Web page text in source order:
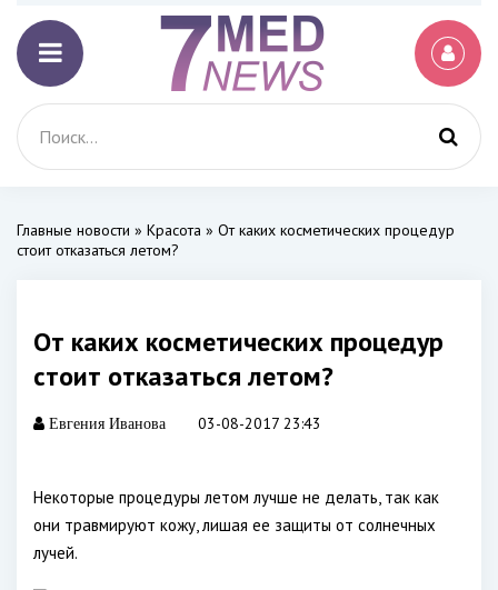
Главные новости » Красота » От каких косметических процедур
стоит отказаться летом?
От каких косметических процедур
стоит отказаться летом?
Евгения Иванова 03-08-2017 23:43
Некоторые процедуры летом лучше не делать, так как
они травмируют кожу, лишая ее защиты от солнечных
лучей.